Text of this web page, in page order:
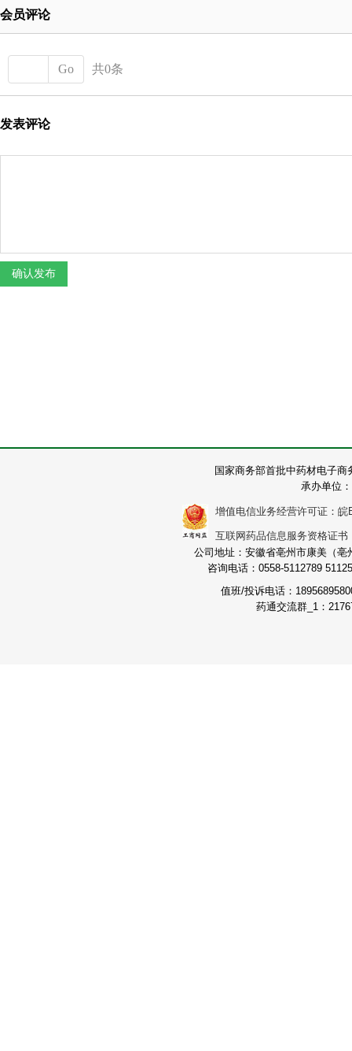
会员评论
Go 共0条
发表评论
国家商务部首批中药材电子
承办单位
增值电信业务经营许可证：皖
互联网药品信息服务资格证
公司地址：安徽省亳州市康美（
咨询电话：0558-5112789
值班/投诉电话：
药通交流群_1：